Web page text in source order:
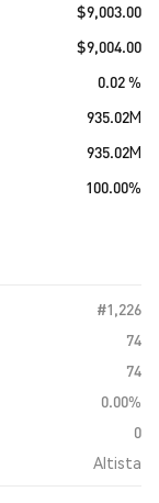
$9,003.00
$9,004.00
0.02 %
935.02M
935.02M
100.00%
#1,226
74
74
0.00%
0
Altista